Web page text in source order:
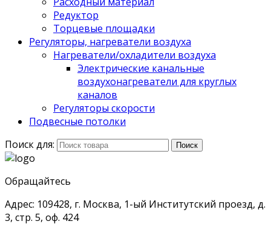
Редуктор
Торцевые площадки
Регуляторы, нагреватели воздуха
Нагреватели/охладители воздуха
Электрические канальные
воздухонагреватели для круглых
каналов
Регуляторы скорости
Подвесные потолки
Поиск для:
Поиск
Обращайтесь
Адрес: 109428, г. Москва, 1-ый Институтский проезд, д.
3, стр. 5, оф. 424